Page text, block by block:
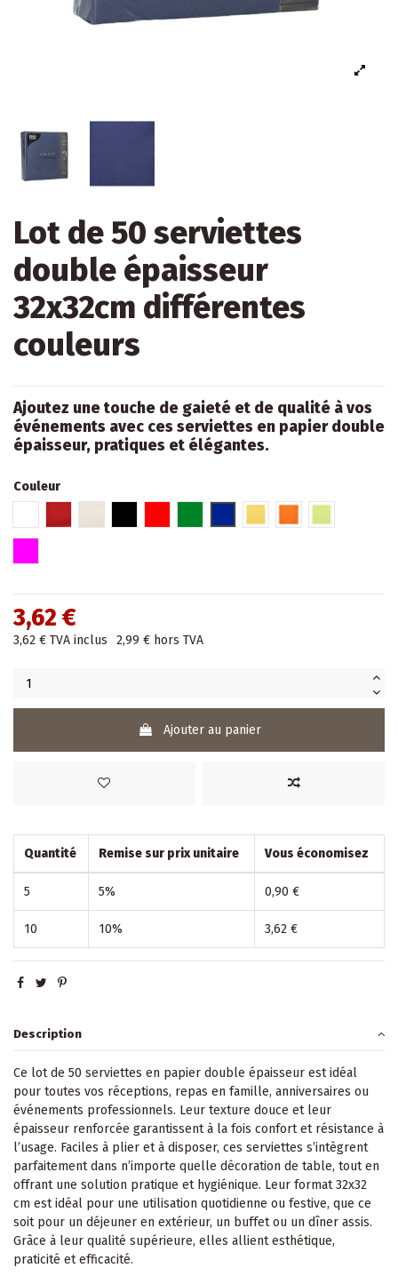
Lot de 50 serviettes
double épaisseur
32x32cm différentes
couleurs
Ajoutez une touche de gaieté et de qualité à vos
événements avec ces serviettes en papier double
épaisseur, pratiques et élégantes.
Couleur
3,62 €
3,62 € TVA inclus 2,99 € hors TVA
Ajouter au panier
Quantité Remise sur prix unitaire Vous économisez
5 5% 0,90 €
10 10% 3,62 €
Description
Ce lot de 50 serviettes en papier double épaisseur est idéal
pour toutes vos réceptions, repas en famille, anniversaires ou
événements professionnels. Leur texture douce et leur
épaisseur renforcée garantissent à la fois confort et résistance à
l’usage. Faciles à plier et à disposer, ces serviettes s’intègrent
parfaitement dans n’importe quelle décoration de table, tout en
offrant une solution pratique et hygiénique. Leur format 32x32
cm est idéal pour une utilisation quotidienne ou festive, que ce
soit pour un déjeuner en extérieur, un buffet ou un dîner assis.
Grâce à leur qualité supérieure, elles allient esthétique,
praticité et efficacité.